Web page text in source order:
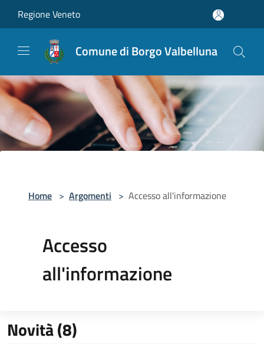
Regione Veneto
Comune di Borgo Valbelluna
Home > Argomenti > Accesso all'informazione
Accesso
all'informazione
Novità (8)